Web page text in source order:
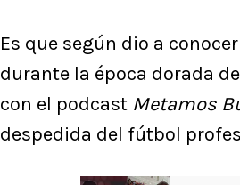
Es que según dio a conocer
durante la época dorada
con el podcast Metamos
despedida del fútbol